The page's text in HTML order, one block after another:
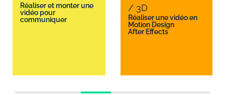
Réaliser et monter une
vidéo pour
communiquer
/ 3D
Réaliser une vidéo en
Motion Design
After Effects